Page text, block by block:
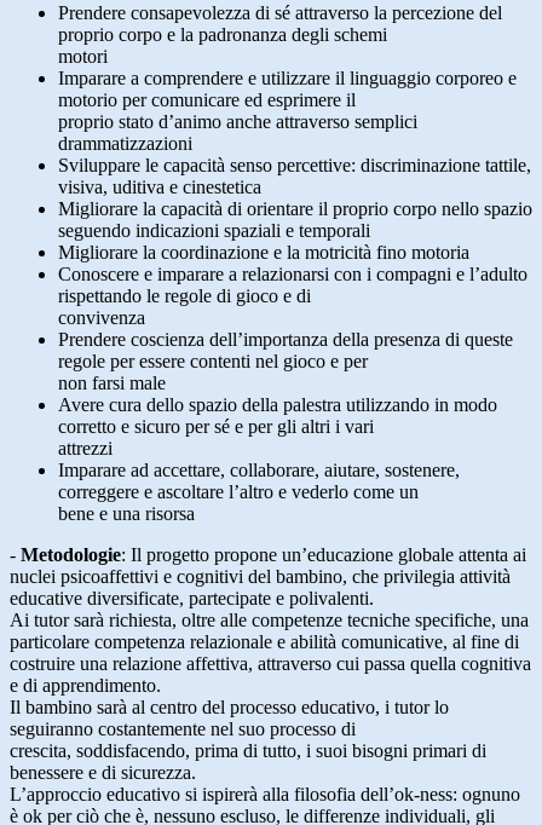
Prendere consapevolezza di sé attraverso la percezione del
proprio corpo e la padronanza degli schemi
motori
Imparare a comprendere e utilizzare il linguaggio corporeo e
motorio per comunicare ed esprimere il
proprio stato d’animo anche attraverso semplici
drammatizzazioni
Sviluppare le capacità senso percettive: discriminazione tattile,
visiva, uditiva e cinestetica
Migliorare la capacità di orientare il proprio corpo nello spazio
seguendo indicazioni spaziali e temporali
Migliorare la coordinazione e la motricità fino motoria
Conoscere e imparare a relazionarsi con i compagni e l’adulto
rispettando le regole di gioco e di
convivenza
Prendere coscienza dell’importanza della presenza di queste
regole per essere contenti nel gioco e per
non farsi male
Avere cura dello spazio della palestra utilizzando in modo
corretto e sicuro per sé e per gli altri i vari
attrezzi
Imparare ad accettare, collaborare, aiutare, sostenere,
correggere e ascoltare l’altro e vederlo come un
bene e una risorsa
- Metodologie: Il progetto propone un’educazione globale attenta ai
nuclei psicoaffettivi e cognitivi del bambino, che privilegia attività
educative diversificate, partecipate e polivalenti.
Ai tutor sarà richiesta, oltre alle competenze tecniche specifiche, una
particolare competenza relazionale e abilità comunicative, al fine di
costruire una relazione affettiva, attraverso cui passa quella cognitiva
e di apprendimento.
Il bambino sarà al centro del processo educativo, i tutor lo
seguiranno costantemente nel suo processo di
crescita, soddisfacendo, prima di tutto, i suoi bisogni primari di
benessere e di sicurezza.
L’approccio educativo si ispirerà alla filosofia dell’ok-ness: ognuno
è ok per ciò che è, nessuno escluso, le differenze individuali, gli